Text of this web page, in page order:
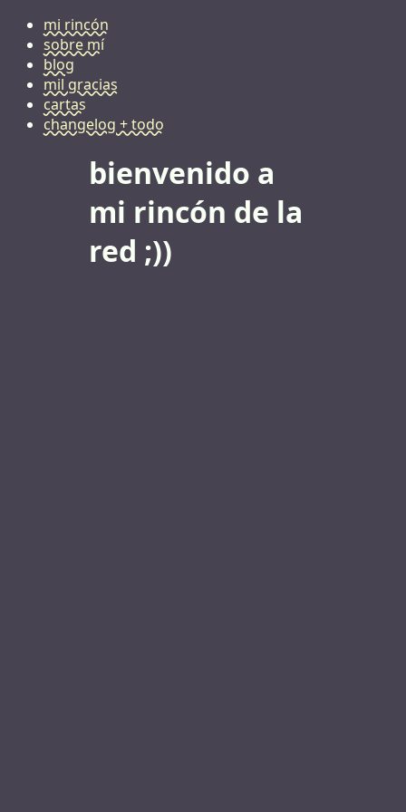
mi rincón
sobre mí
blog
mil gracias
cartas
changelog + todo
bienvenido a
mi rincón de la
red ;))